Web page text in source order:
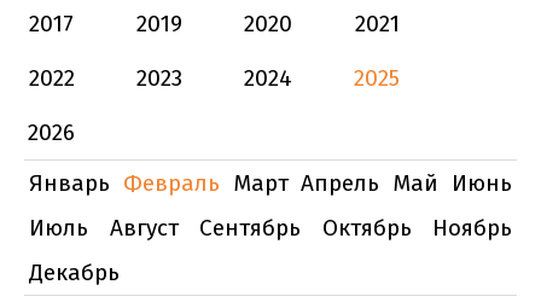
2017 2019 2020
2021
2022
2023 2024
2025
2026
Январь Февраль Март Апрель Май
Июнь
Июль
Август Сентябрь Октябрь
Ноябрь
Декабрь